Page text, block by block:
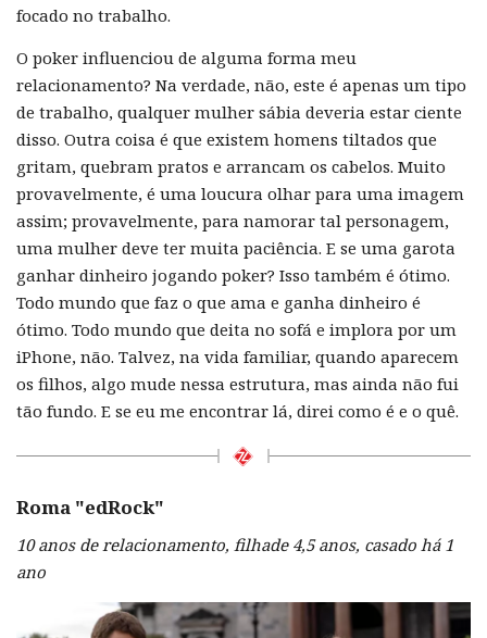
focado no trabalho.
O poker influenciou de alguma forma meu
relacionamento? Na verdade, não, este é apenas um tipo
de trabalho, qualquer mulher sábia deveria estar ciente
disso. Outra coisa é que existem homens tiltados que
gritam, quebram pratos e arrancam os cabelos. Muito
provavelmente, é uma loucura olhar para uma imagem
assim; provavelmente, para namorar tal personagem,
uma mulher deve ter muita paciência. E se uma garota
ganhar dinheiro jogando poker? Isso também é ótimo.
Todo mundo que faz o que ama e ganha dinheiro é
ótimo. Todo mundo que deita no sofá e implora por um
iPhone, não. Talvez, na vida familiar, quando aparecem
os filhos, algo mude nessa estrutura, mas ainda não fui
tão fundo. E se eu me encontrar lá, direi como é e o quê.
Roma "edRock"
10 anos de relacionamento, filhade 4,5 anos, casado há 1
ano